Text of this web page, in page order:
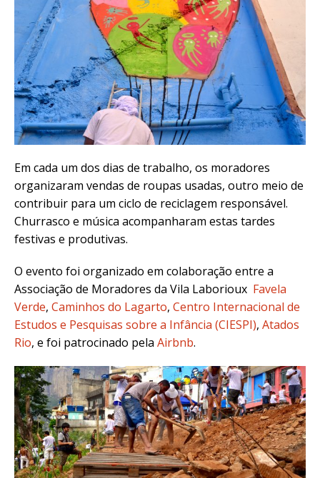
Em cada um dos dias de trabalho, os moradores
organizaram vendas de roupas usadas, outro meio de
contribuir para um ciclo de reciclagem responsável.
Churrasco e música acompanharam estas tardes
festivas e produtivas.
O evento foi organizado em colaboração entre a
Associação de Moradores da Vila Laborioux Favela
Verde, Caminhos do Lagarto, Centro Internacional de
Estudos e Pesquisas sobre a Infância (CIESPI), Atados
Rio, e foi patrocinado pela Airbnb.